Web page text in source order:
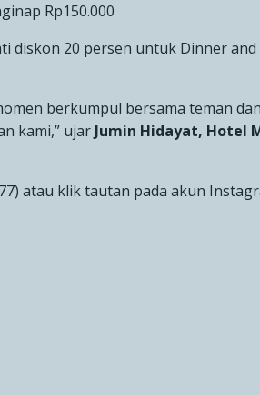
Rp150.000
diskon 20 persen untuk Dinner and
berkumpul bersama teman
kami,” ujar Jumin Hidayat, Hotel
atau klik tautan pada akun